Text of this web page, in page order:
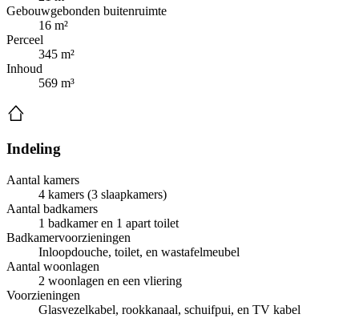
Gebouwgebonden buitenruimte
16 m²
Perceel
345 m²
Inhoud
569 m³
Indeling
Aantal kamers
4 kamers (3 slaapkamers)
Aantal badkamers
1 badkamer en 1 apart toilet
Badkamervoorzieningen
Inloopdouche, toilet, en wastafelmeubel
Aantal woonlagen
2 woonlagen en een vliering
Voorzieningen
Glasvezelkabel, rookkanaal, schuifpui, en TV kabel